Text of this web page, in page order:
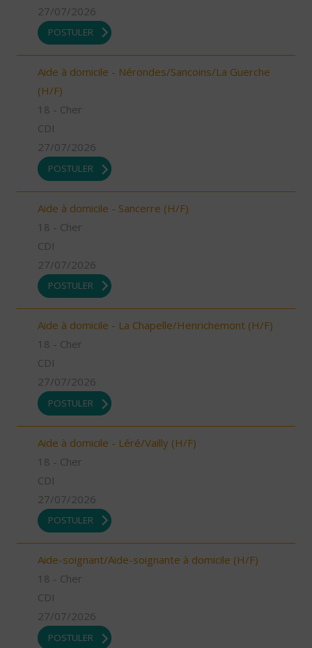
27/07/2026
POSTULER
Aide à domicile - Nérondes/Sancoins/La Guerche
(H/F)
18 - Cher
CDI
27/07/2026
POSTULER
Aide à domicile - Sancerre (H/F)
18 - Cher
CDI
27/07/2026
POSTULER
Aide à domicile - La Chapelle/Henrichemont (H/F)
18 - Cher
CDI
27/07/2026
POSTULER
Aide à domicile - Léré/Vailly (H/F)
18 - Cher
CDI
27/07/2026
POSTULER
Aide-soignant/Aide-soignante à domicile (H/F)
18 - Cher
CDI
27/07/2026
POSTULER